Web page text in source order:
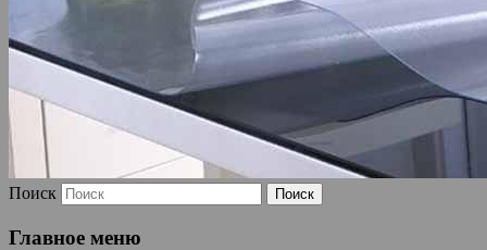
Поиск
Главное меню